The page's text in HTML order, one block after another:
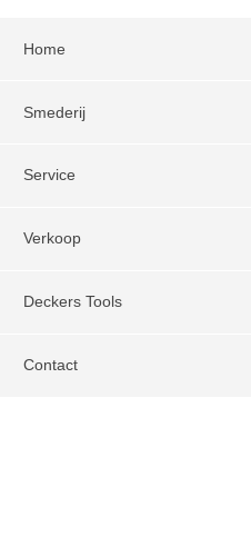
Home
Smederij
Service
Verkoop
Deckers Tools
Contact